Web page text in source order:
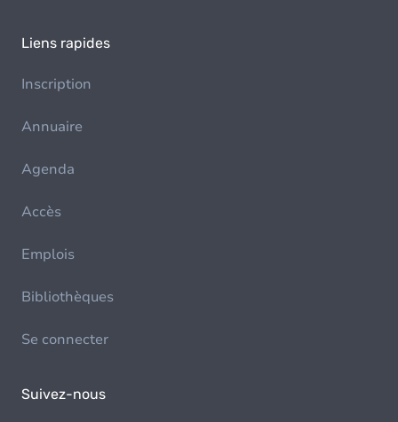
Liens rapides
Inscription
Annuaire
Agenda
Accès
Emplois
Bibliothèques
Se connecter
Suivez-nous